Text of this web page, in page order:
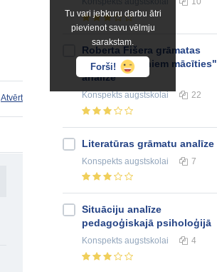
Atvērt
Tu vari jebkuru darbu ātri
pievienot savu vēlmju
sarakstam.
Forši!
Roberta Fišera grāmatas
"Mācīsim bērniem mācīties"
analīze
Konspektsaugstskolai 22
Literatūras grāmatu analīze
Konspekts augstskolai 7
Situāciju analīze
pedagoģiskajā psiholoģijā
Konspekts augstskolai 4